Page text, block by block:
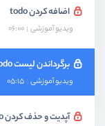
اضافه کردن todo
ویدیو آموزشی 06:00
برگرداندن لیست todo
ویدیو آموزشی 05:15
آپدیت و حذف کردن todo